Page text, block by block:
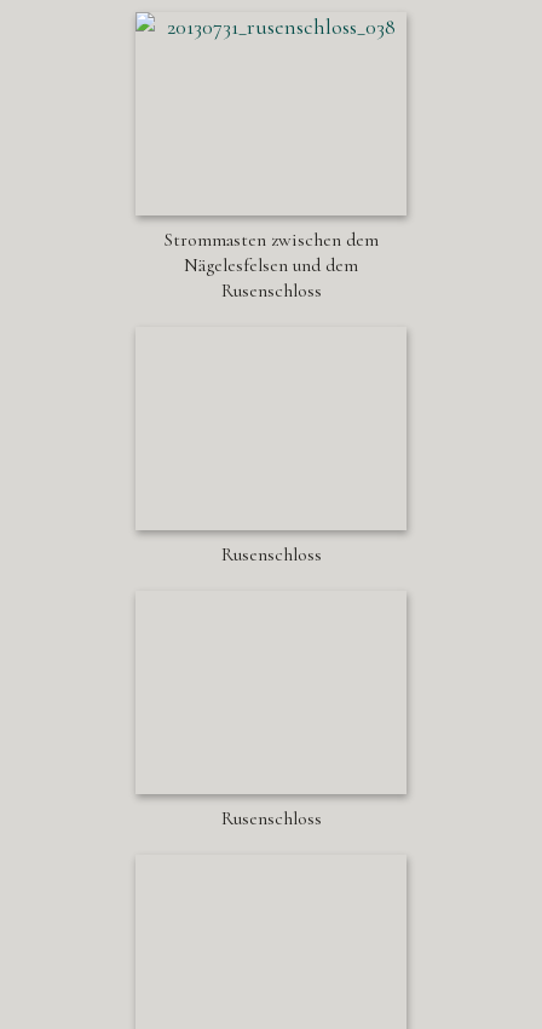
Strommasten zwischen dem
Nägelesfelsen und dem
Rusenschloss
Rusenschloss
Rusenschloss